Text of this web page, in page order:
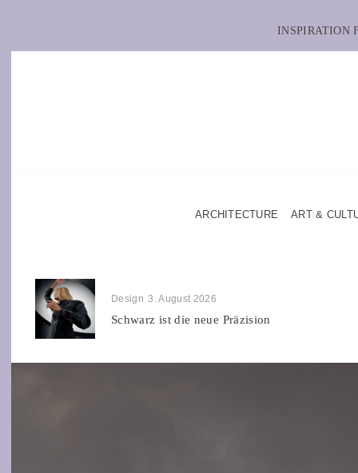
INSPIRATION
ARCHITECTURE ART &
Design 3. August 2026
Schwarz ist die neue Präzision